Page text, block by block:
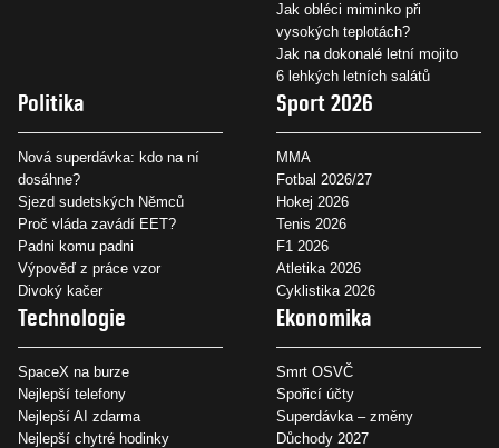
Jak obléci miminko při
vysokých teplotách?
Jak na dokonalé letní mojito
6 lehkých letních salátů
Politika
Nová superdávka: kdo na ní
dosáhne?
Sjezd sudetských Němců
Proč vláda zavádí EET?
Padni komu padni
Výpověď z práce vzor
Divoký kačer
Sport 2026
MMA
Fotbal 2026/27
Hokej 2026
Tenis 2026
F1 2026
Atletika 2026
Cyklistika 2026
Technologie
SpaceX na burze
Nejlepší telefony
Nejlepší AI zdarma
Nejlepší chytré hodinky
Ekonomika
Smrt OSVČ
Spořicí účty
Superdávka – změny
Důchody 2027